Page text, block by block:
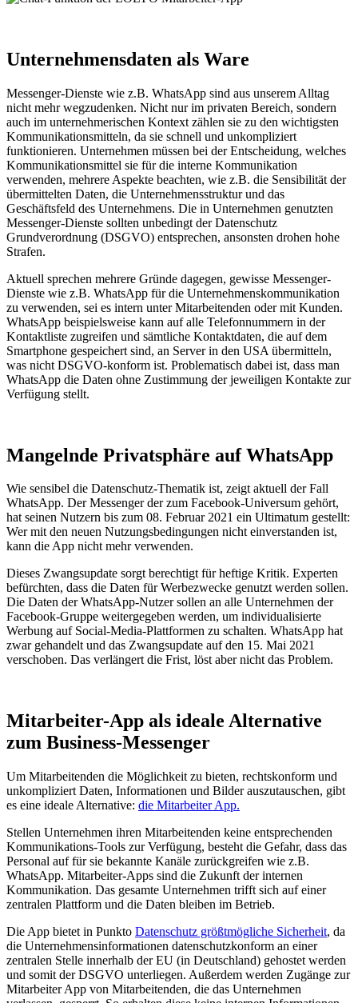
Unternehmensdaten als Ware
Messenger-Dienste wie z.B. WhatsApp sind aus unserem Alltag
nicht mehr wegzudenken. Nicht nur im privaten Bereich, sondern
auch im unternehmerischen Kontext zählen sie zu den wichtigsten
Kommunikationsmitteln, da sie schnell und unkompliziert
funktionieren. Unternehmen müssen bei der Entscheidung, welches
Kommunikationsmittel sie für die interne Kommunikation
verwenden, mehrere Aspekte beachten, wie z.B. die Sensibilität der
übermittelten Daten, die Unternehmensstruktur und das
Geschäftsfeld des Unternehmens. Die in Unternehmen genutzten
Messenger-Dienste sollten unbedingt der Datenschutz
Grundverordnung (DSGVO) entsprechen, ansonsten drohen hohe
Strafen.
Aktuell sprechen mehrere Gründe dagegen, gewisse Messenger-
Dienste wie z.B. WhatsApp für die Unternehmenskommunikation
zu verwenden, sei es intern unter Mitarbeitenden oder mit Kunden.
WhatsApp beispielsweise kann auf alle Telefonnummern in der
Kontaktliste zugreifen und sämtliche Kontaktdaten, die auf dem
Smartphone gespeichert sind, an Server in den USA übermitteln,
was nicht DSGVO-konform ist. Problematisch dabei ist, dass man
WhatsApp die Daten ohne Zustimmung der jeweiligen Kontakte zur
Verfügung stellt.
Mangelnde Privatsphäre auf WhatsApp
Wie sensibel die Datenschutz-Thematik ist, zeigt aktuell der Fall
WhatsApp. Der Messenger der zum Facebook-Universum gehört,
hat seinen Nutzern bis zum 08. Februar 2021 ein Ultimatum gestellt:
Wer mit den neuen Nutzungsbedingungen nicht einverstanden ist,
kann die App nicht mehr verwenden.
Dieses Zwangsupdate sorgt berechtigt für heftige Kritik. Experten
befürchten, dass die Daten für Werbezwecke genutzt werden sollen.
Die Daten der WhatsApp-Nutzer sollen an alle Unternehmen der
Facebook-Gruppe weitergegeben werden, um individualisierte
Werbung auf Social-Media-Plattformen zu schalten. WhatsApp hat
zwar gehandelt und das Zwangsupdate auf den 15. Mai 2021
verschoben. Das verlängert die Frist, löst aber nicht das Problem.
Mitarbeiter-App als ideale Alternative
zum Business-Messenger
Um Mitarbeitenden die Möglichkeit zu bieten, rechtskonform und
unkompliziert Daten, Informationen und Bilder auszutauschen, gibt
es eine ideale Alternative: die Mitarbeiter App.
Stellen Unternehmen ihren Mitarbeitenden keine entsprechenden
Kommunikations-Tools zur Verfügung, besteht die Gefahr, dass das
Personal auf für sie bekannte Kanäle zurückgreifen wie z.B.
WhatsApp. Mitarbeiter-Apps sind die Zukunft der internen
Kommunikation. Das gesamte Unternehmen trifft sich auf einer
zentralen Plattform und die Daten bleiben im Betrieb.
Die App bietet in Punkto Datenschutz größtmögliche Sicherheit, da
die Unternehmensinformationen datenschutzkonform an einer
zentralen Stelle innerhalb der EU (in Deutschland) gehostet werden
und somit der DSGVO unterliegen. Außerdem werden Zugänge zur
Mitarbeiter App von Mitarbeitenden, die das Unternehmen